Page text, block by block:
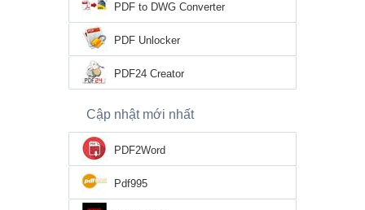
PDF to DWG Converter
PDF Unlocker
PDF24 Creator
Cập nhật mới nhất
PDF2Word
Pdf995